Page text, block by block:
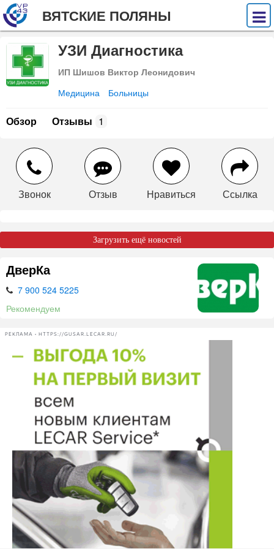
ВЯТСКИЕ ПОЛЯНЫ
УЗИ Диагностика
ИП Шишов Виктор Леонидович
Медицина Больницы
Обзор Отзывы 1
Звонок Отзыв Нравиться Ссылка
Загрузить ещё новостей
ДверКа
7 900 524 5225
Рекомендуем
РЕКЛАМА • HTTPS://GUSAR.LECAR.RU/